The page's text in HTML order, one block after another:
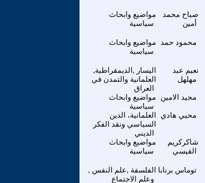
مواضيع وابحاث
سياسية
صباح محمد
أمين
مواضيع وابحاث
سياسية
محمود حمد
اليسار ,الديمقراطية,
العلمانية والتمدن في
العراق
نعيم عبد
مهلهل
مواضيع وابحاث
سياسية
مجيد الامين
العلمانية، الدين
السياسي ونقد الفكر
الديني
محيي هادي
مواضيع وابحاث
سياسية
شاكركريم
القيسي
الفلسفة ,علم النفس ,
وعلم الاجتماع
توماس برنابا